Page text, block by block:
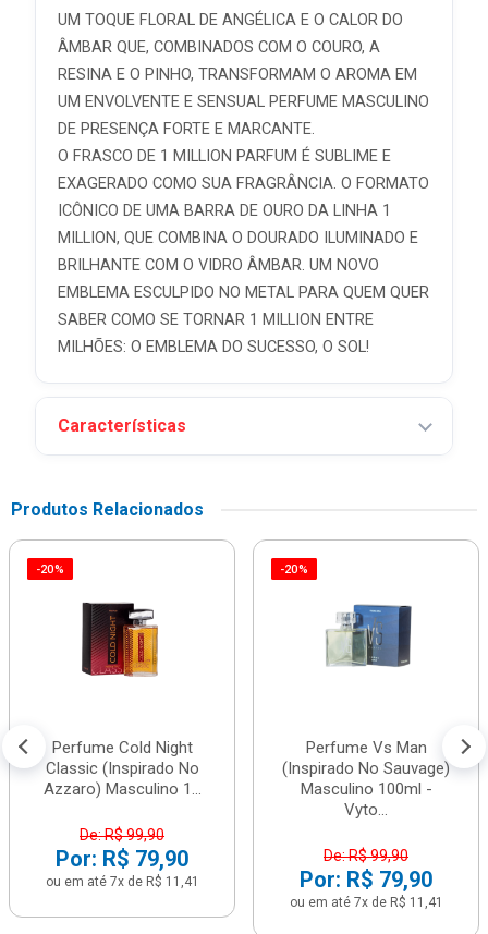
UM TOQUE FLORAL DE ANGÉLICA E O CALOR DO
ÂMBAR QUE, COMBINADOS COM O COURO, A
RESINA E O PINHO, TRANSFORMAM O AROMA EM
UM ENVOLVENTE E SENSUAL PERFUME MASCULINO
DE PRESENÇA FORTE E MARCANTE.
O FRASCO DE 1 MILLION PARFUM É SUBLIME E
EXAGERADO COMO SUA FRAGRÂNCIA. O FORMATO
ICÔNICO DE UMA BARRA DE OURO DA LINHA 1
MILLION, QUE COMBINA O DOURADO ILUMINADO E
BRILHANTE COM O VIDRO ÂMBAR. UM NOVO
EMBLEMA ESCULPIDO NO METAL PARA QUEM QUER
SABER COMO SE TORNAR 1 MILLION ENTRE
MILHÕES: O EMBLEMA DO SUCESSO, O SOL!
Características
Produtos Relacionados
-20%
Perfume Cold Night
Classic (Inspirado No
Azzaro) Masculino 1...
De: R$ 99,90
Por: R$ 79,90
ou em até 7x de R$ 11,41
-20%
Perfume Vs Man
(Inspirado No Sauvage)
Masculino 100ml -
Vyto...
De: R$ 99,90
Por: R$ 79,90
ou em até 7x de R$ 11,41